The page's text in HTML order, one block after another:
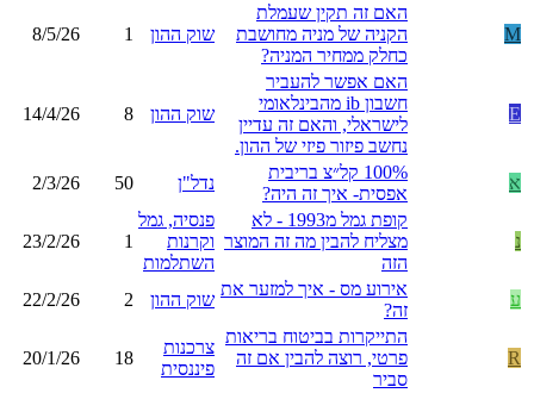
M
האם זה תקין שעמלת
הקניה של מניה מחושבת
כחלק ממחיר המניה?
שוק ההון 1
8/5/26
E
האם אפשר להעביר
חשבון ib מהבינלאומי
לישראלי, והאם זה עדיין
נחשב פיזור פיזי של ההון.
שוק ההון 8
14/4/26
א
100% קל״צ בריבית
אפסית- איך זה היה?
נדל"ן 50
2/3/26
נ
קופת גמל מ1993 - לא
מצליח להבין מה זה המוצר
הזה
פנסיה, גמל
וקרנות
השתלמות
1
23/2/26
ע
אירוע מס - איך למזער את
זה?
שוק ההון 2
22/2/26
R
התייקרות בביטוח בריאות
פרטי, רוצה להבין אם זה
סביר
צרכנות
פיננסית
18
20/1/26